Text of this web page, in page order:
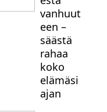
vanhuut
een –
säästä
rahaa
koko
elämäsi
ajan